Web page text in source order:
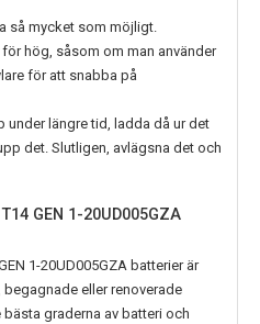
så mycket som möjligt.
hög, såsom om man använder
för att snabba på
under längre tid, ladda då ur det
det. Slutligen, avlägsna det och
GEN 1-20UD005GZA
1-20UD005GZA batterier är
eller renoverade
bästa graderna av batteri och